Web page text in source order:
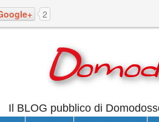
2
Il BLOG pubblico di